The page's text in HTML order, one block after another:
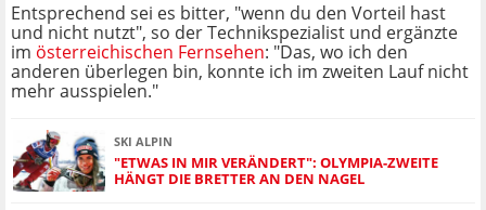
Entsprechend sei es bitter, "wenn du den Vorteil hast
und nicht nutzt", so der Technikspezialist und ergänzte
im österreichischen Fernsehen: "Das, wo ich den
anderen überlegen bin, konnte ich im zweiten Lauf nicht
mehr ausspielen."
SKI ALPIN
"ETWAS IN MIR VERÄNDERT": OLYMPIA-ZWEITE
HÄNGT DIE BRETTER AN DEN NAGEL